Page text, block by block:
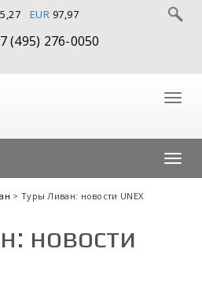
EUR 97,97
(495) 276-0050
> Туры Ливан: новости UNEX
новости